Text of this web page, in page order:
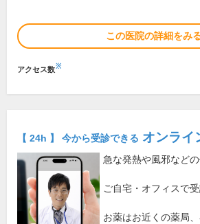
この医院の詳細をみ
アクセス数※
【 24h 】 今から受診できる オンライ
急な発熱や風邪など
ご自宅・オフィスで
お薬はお近くの薬局